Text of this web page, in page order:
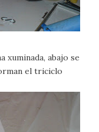
xuminada, abajo se
el triciclo